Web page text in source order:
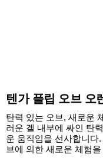
텐가 플립 오브 오
탄력 있는 오브, 새로운
러운 겔 내부에 싸인 탄
운 움직임을 선사합니다
브에 의한 새로운 체험